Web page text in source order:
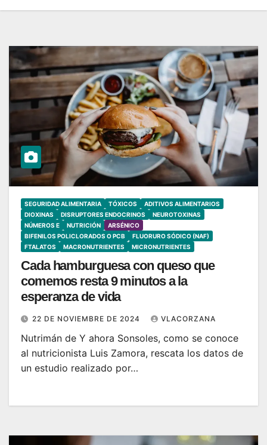
SEGURIDAD ALIMENTARIA TÓXICOS
ADITIVOS ALIMENTARIOS
DIOXINAS
DISRUPTORES ENDOCRINOS
NEUROTOXINAS
NÚMEROS E
NUTRICIÓN
ARSÉNICO
BIFENILOS POLICLORADOS O PCB
FLUORURO SÓDICO (NAF)
FTALATOS
MACRONUTRIENTES MICRONUTRIENTES
Cada hamburguesa con queso que
comemos resta 9 minutos a la
esperanza de vida
22 DE NOVIEMBRE DE 2024 VLACORZANA
Nutrimán de Y ahora Sonsoles, como se conoce
al nutricionista Luis Zamora, rescata los datos de
un estudio realizado por…